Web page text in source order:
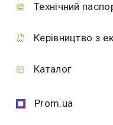
Технічний
Керівництво з
Каталог
Prom.ua